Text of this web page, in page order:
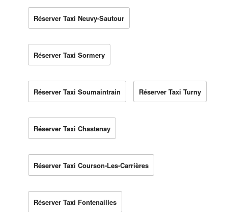
Réserver Taxi Neuvy-Sautour
Réserver Taxi Sormery
Réserver Taxi Soumaintrain Réserver Taxi Turny
Réserver Taxi Chastenay
Réserver Taxi Courson-Les-Carrières
Réserver Taxi Fontenailles